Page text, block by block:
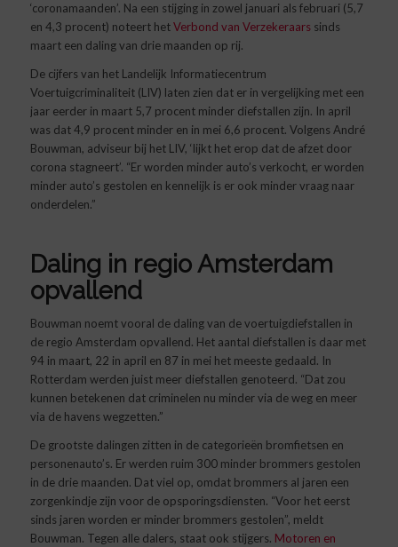
‘coronamaanden’. Na een stijging in zowel januari als februari (5,7
en 4,3 procent) noteert hetVerbond van Verzekeraarssinds
maart een daling van drie maanden op rij.
De cijfers van het Landelijk Informatiecentrum
Voertuigcriminaliteit (LIV) laten zien dat er in vergelijking met een
jaar eerder in maart 5,7 procent minder diefstallen zijn. In april
was dat 4,9 procent minder en in mei 6,6 procent. Volgens André
Bouwman, adviseur bij het LIV, ‘lijkt het erop dat de afzet door
corona stagneert’. “Er worden minder auto’s verkocht, er worden
minder auto’s gestolen en kennelijk is er ook minder vraag naar
onderdelen.”
Daling in regio Amsterdam
opvallend
Bouwman noemt vooral de daling van de voertuigdiefstallen in
de regio Amsterdam opvallend. Het aantal diefstallen is daar met
94 in maart, 22 in april en 87 in mei het meeste gedaald. In
Rotterdam werden juist meer diefstallen genoteerd. “Dat zou
kunnen betekenen dat criminelen nu minder via de weg en meer
via de havens wegzetten.”
De grootste dalingen zitten in de categorieën bromfietsen en
personenauto’s. Er werden ruim 300 minder brommers gestolen
in de drie maanden. Dat viel op, omdat brommers al jaren een
zorgenkindje zijn voor de opsporingsdiensten. “Voor het eerst
sinds jaren worden er minder brommers gestolen”, meldt
Bouwman. Tegen alle dalers, staat ook stijgers. Motoren en